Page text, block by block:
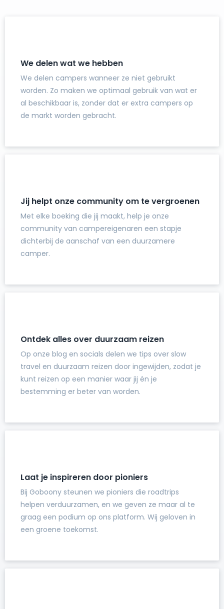
We delen wat we hebben
We delen campers wanneer ze niet gebruikt
worden. Zo maken we optimaal gebruik van wat er
al beschikbaar is, zonder dat er extra campers op
de markt worden gebracht.
Jij helpt onze community om te vergroenen
Met elke boeking die jij maakt, help je onze
community van campereigenaren een stapje
dichterbij de aanschaf van een duurzamere
camper.
Ontdek alles over duurzaam reizen
Op onze blog en socials delen we tips over slow
travel en duurzaam reizen door ingewijden, zodat je
kunt reizen op een manier waar jij én je
bestemming er beter van worden.
Laat je inspireren door pioniers
Bij Goboony steunen we pioniers die roadtrips
helpen verduurzamen, en we geven ze maar al te
graag een podium op ons platform. Wij geloven in
een groene toekomst.